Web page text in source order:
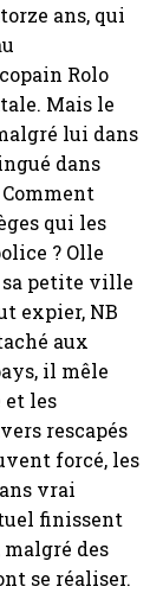
ans, qui
Rolo
Mais le
lui dans
dans
qui les
? Olle
sa petite ville
expier, NB
aux
il mêle
et les
rescapés
forcé, les
vrai
finissent
des
se réaliser.